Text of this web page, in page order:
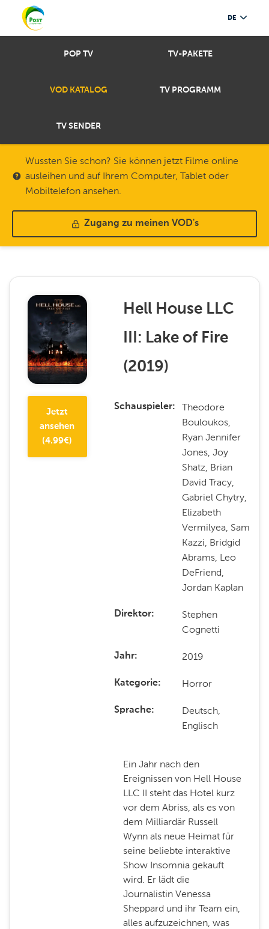
DE
POP TV TV-PAKETE
VOD KATALOG TV PROGRAMM
TV SENDER
Wussten Sie schon? Sie können jetzt Filme online
ausleihen und auf Ihrem Computer, Tablet oder
Mobiltelefon ansehen.
Zugang zu meinen VOD's
Jetzt
ansehen
(4.99€)
Hell House LLC
III: Lake of Fire
(2019)
Schauspieler
Theodore
Bouloukos,
Ryan Jennifer
Jones, Joy
Shatz, Brian
David Tracy,
Gabriel Chytry,
Elizabeth
Vermilyea, Sam
Kazzi, Bridgid
Abrams, Leo
DeFriend,
Jordan Kaplan
Direktor
Stephen
Cognetti
Jahr 2019
Kategorie Horror
Sprache
Deutsch,
Englisch
Ein Jahr nach den
Ereignissen von Hell House
LLC II steht das Hotel kurz
vor dem Abriss, als es von
dem Milliardär Russell
Wynn als neue Heimat für
seine beliebte interaktive
Show Insomnia gekauft
wird. Er lädt die
Journalistin Venessa
Sheppard und ihr Team ein,
alles aufzuzeichnen, was